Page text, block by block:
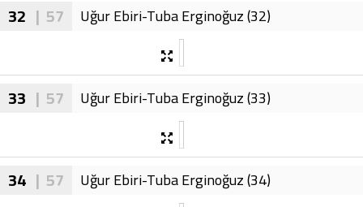
32 | 57 Uğur Ebiri-Tuba Erginoğuz (32)
33 | 57 Uğur Ebiri-Tuba Erginoğuz (33)
34 | 57 Uğur Ebiri-Tuba Erginoğuz (34)